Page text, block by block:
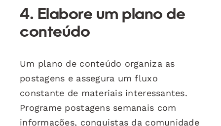
4. Elabore um plano de
conteúdo
Um plano de conteúdo organiza as
postagens e assegura um fluxo
constante de materiais interessantes.
Programe postagens semanais com
informações, conquistas da comunidade